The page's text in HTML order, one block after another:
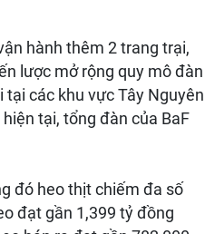
hành thêm 2 trang trại,
lược mở rộng quy mô đàn
các khu vực Tây Nguyên
tại, tổng đàn của BaF
đó heo thịt chiếm đa số
đạt gần 1,399 tỷ đồng